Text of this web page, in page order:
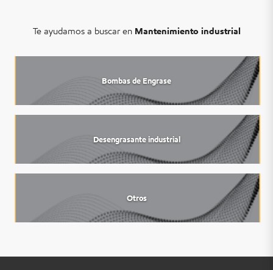
Te ayudamos a buscar en Mantenimiento industrial
Bombas de Engrase
Desengrasante industrial
Otros